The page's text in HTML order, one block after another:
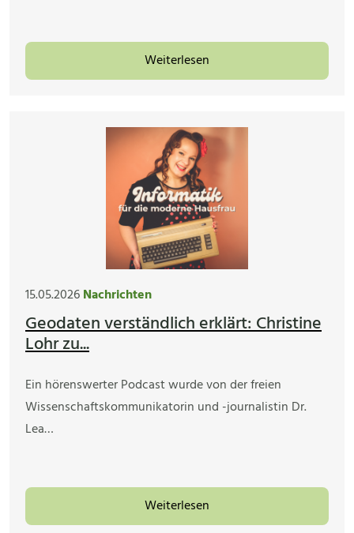
Weiterlesen
15.05.2026Nachrichten
Geodaten verständlich erklärt: Christine
Lohr zu...
Ein hörenswerter Podcast wurde von der freien
Wissenschaftskommunikatorin und -journalistin Dr.
Lea…
Weiterlesen